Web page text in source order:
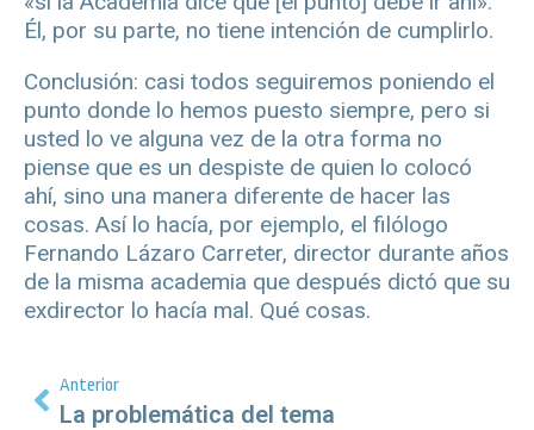
Él, por su parte, no tiene intención de cumplirlo.
Conclusión: casi todos seguiremos poniendo el
punto donde lo hemos puesto siempre, pero si
usted lo ve alguna vez de la otra forma no
piense que es un despiste de quien lo colocó
ahí, sino una manera diferente de hacer las
cosas. Así lo hacía, por ejemplo, el filólogo
Fernando Lázaro Carreter, director durante años
de la misma academia que después dictó que su
exdirector lo hacía mal. Qué cosas.
Anterior
La problemática del tema